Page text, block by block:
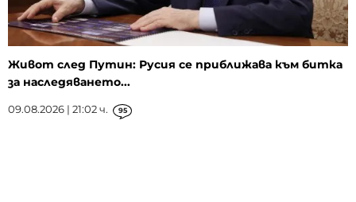
Живот след Путин: Русия се приближава към битка
за наследяването...
09.08.2026 | 21:02 ч. 95